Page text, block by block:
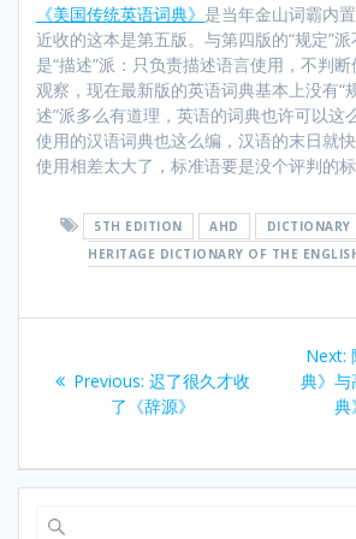
《美国传统英语词典》 是当年金山词霸内
近收的这本是第五版。与第四版的“规定”
是“描述”派：只负责描述语言使用，不判
观察，现在最新版的英语词典基本上没有“
述”派多么有道理，英语的词典也许可以这
使用的汉语词典也这么编，汉语的末日就
使用相差太大了，标准语要是没个评判的标
5TH EDITION AHD DICTIONARY
HERITAGE DICTIONARY OF THE
navigation
Previous: Previous
post:
迟了很久才收
了《辞源》
Next:
典》与
典